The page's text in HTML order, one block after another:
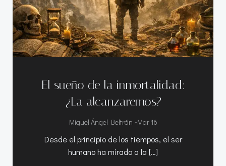
El sueño de la inmortalidad:
¿La alcanzaremos?
Miguel Ángel Beltrán -Mar 16
Desde el principio de los tiempos, el ser
humano ha mirado a la […]